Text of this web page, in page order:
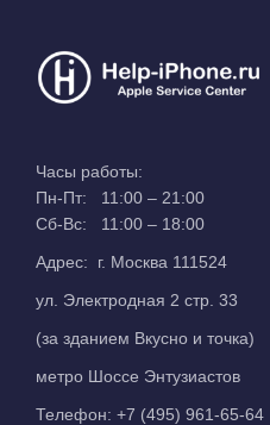
Часы работы:
Пн-Пт: 11:00 – 21:00
Сб-Вс: 11:00 – 18:00
Адрес: г. Москва 111524
ул. Электродная 2 стр. 33
(за зданием Вкусно и точка)
метро Шоссе Энтузиастов
Телефон: +7 (495) 961-65-64